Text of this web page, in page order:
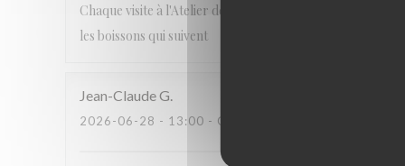
Chaque visite à l'Atelier des Saveurs est une découverte
les boissons qui suivent
Jean-ClaudeG
2026-06-28 - 13:00 - GUESTS 4